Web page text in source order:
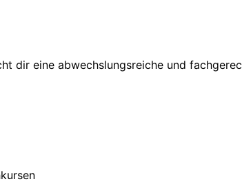
dir eine abwechslungsreiche und